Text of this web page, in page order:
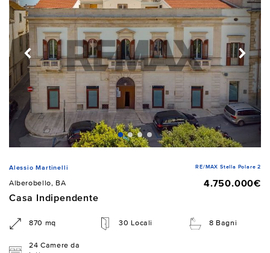
Alessio Martinelli RE/MAX Stella Polare 2
Alberobello, BA
4.750.000€
Casa Indipendente
870 mq 30 Locali 8 Bagni
24 Camere da